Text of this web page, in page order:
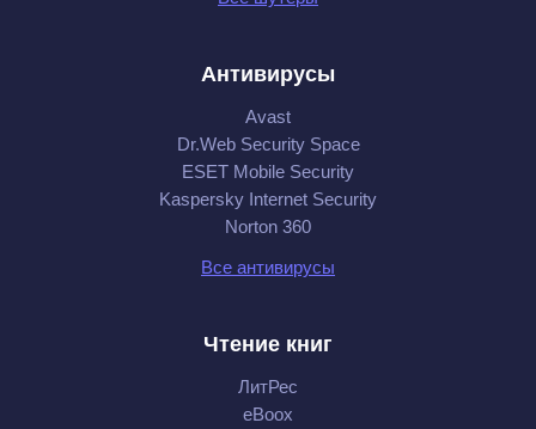
Антивирусы
Avast
Dr.Web Security Space
ESET Mobile Security
Kaspersky Internet Security
Norton 360
Все антивирусы
Чтение книг
ЛитРес
eBoox